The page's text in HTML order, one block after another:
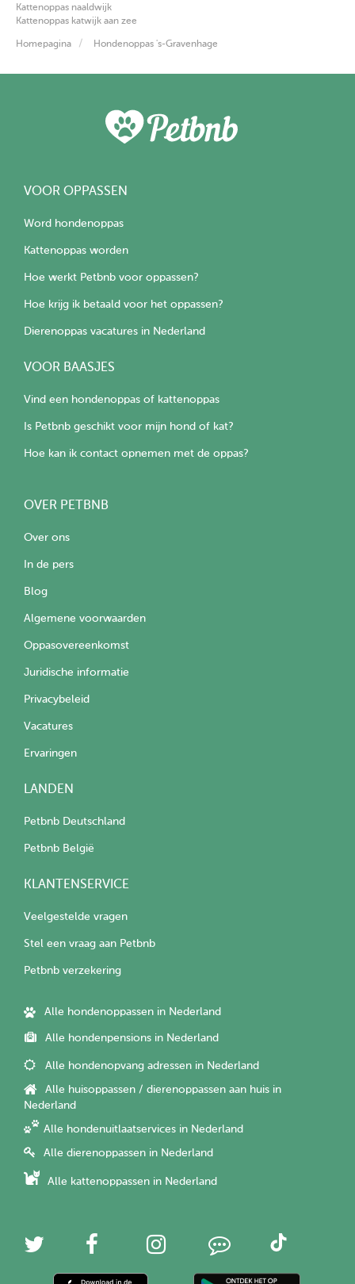
Kattenoppas naaldwijk
Kattenoppas katwijk aan zee
Homepagina Hondenoppas 's-Gravenhage
VOOR OPPASSEN
Word hondenoppas
Kattenoppas worden
Hoe werkt Petbnb voor oppassen?
Hoe krijg ik betaald voor het oppassen?
Dierenoppas vacatures in Nederland
VOOR BAASJES
Vind een hondenoppas of kattenoppas
Is Petbnb geschikt voor mijn hond of kat?
Hoe kan ik contact opnemen met de oppas?
OVER PETBNB
Over ons
In de pers
Blog
Algemene voorwaarden
Oppasovereenkomst
Juridische informatie
Privacybeleid
Vacatures
Ervaringen
LANDEN
Petbnb Deutschland
Petbnb België
KLANTENSERVICE
Veelgestelde vragen
Stel een vraag aan Petbnb
Petbnb verzekering
Alle hondenoppassen in Nederland
Alle hondenpensions in Nederland
Alle hondenopvang adressen in Nederland
Alle huisoppassen / dierenoppassen aan huis in
Nederland
Alle hondenuitlaatservices in Nederland
Alle dierenoppassen in Nederland
Alle kattenoppassen in Nederland